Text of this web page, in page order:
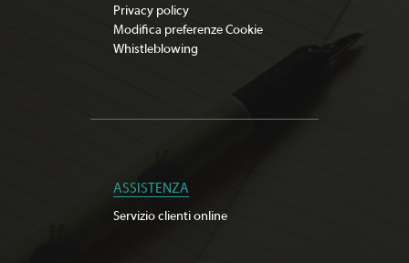
Privacy policy
Modifica preferenze Cookie
Whistleblowing
ASSISTENZA
Servizio clienti online